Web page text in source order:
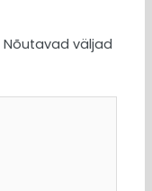
Nõutavad väljad